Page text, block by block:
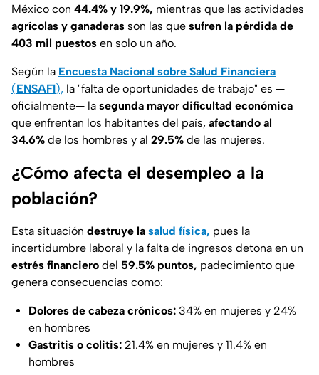
México con 44.4% y 19.9%, mientras que las actividades
agrícolas y ganaderas son las que sufren la pérdida de
403 mil puestos en solo un año.
Según la Encuesta Nacional sobre Salud Financiera
(ENSAFI), la "falta de oportunidades de trabajo" es —
oficialmente— la segunda mayor dificultad económica
que enfrentan los habitantes del país, afectando al
34.6% de los hombres y al 29.5% de las mujeres.
¿Cómo afecta el desempleo a la
población?
Esta situación destruye la salud física, pues la
incertidumbre laboral y la falta de ingresos detona en un
estrés financiero del 59.5% puntos, padecimiento que
genera consecuencias como:
Dolores de cabeza crónicos: 34% en mujeres y 24%
en hombres
Gastritis o colitis: 21.4% en mujeres y 11.4% en
hombres